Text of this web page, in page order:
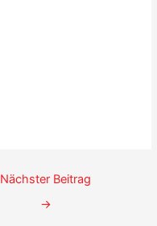
Nächster Beitrag
→